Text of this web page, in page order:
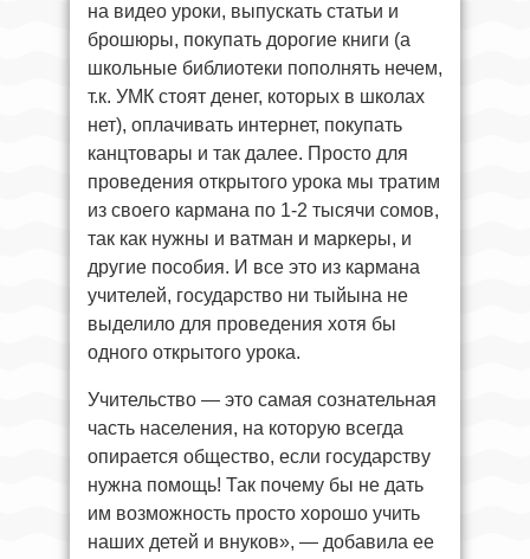
на видео уроки, выпускать статьи и
брошюры, покупать дорогие книги (а
школьные библиотеки пополнять нечем,
т.к. УМК стоят денег, которых в школах
нет), оплачивать интернет, покупать
канцтовары и так далее. Просто для
проведения открытого урока мы тратим
из своего кармана по 1-2 тысячи сомов,
так как нужны и ватман и маркеры, и
другие пособия. И все это из кармана
учителей, государство ни тыйына не
выделило для проведения хотя бы
одного открытого урока.
Учительство — это самая сознательная
часть населения, на которую всегда
опирается общество, если государству
нужна помощь! Так почему бы не дать
им возможность просто хорошо учить
наших детей и внуков», — добавила ее